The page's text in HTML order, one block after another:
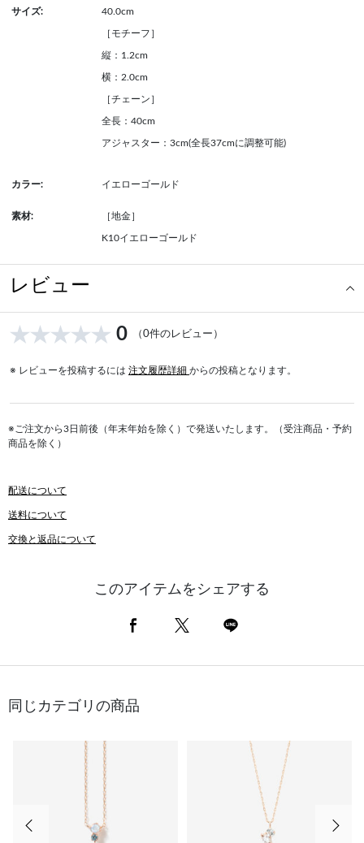
サイズ: 40.0cm
［モチーフ］
縦：1.2cm
横：2.0cm
［チェーン］
全長：40cm
アジャスター：3cm(全長37cmに調整可能)
カラー: イエローゴールド
素材: ［地金］
K10イエローゴールド
レビュー
0 （0件のレビュー）
※ レビューを投稿するには 注文履歴詳細 からの投稿となります。
※ご注文から3日前後（年末年始を除く）で発送いたします。（受注商品・予約
商品を除く）
配送について
送料について
交換と返品について
このアイテムをシェアする
同じカテゴリの商品